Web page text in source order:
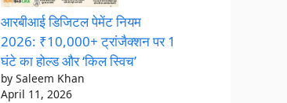
आरबीआई डिजिटल पेमेंट नियम
2026: ₹10,000+ ट्रांजैक्शन पर 1
घंटे का होल्ड और ‘किल स्विच’
by Saleem Khan
April 11, 2026